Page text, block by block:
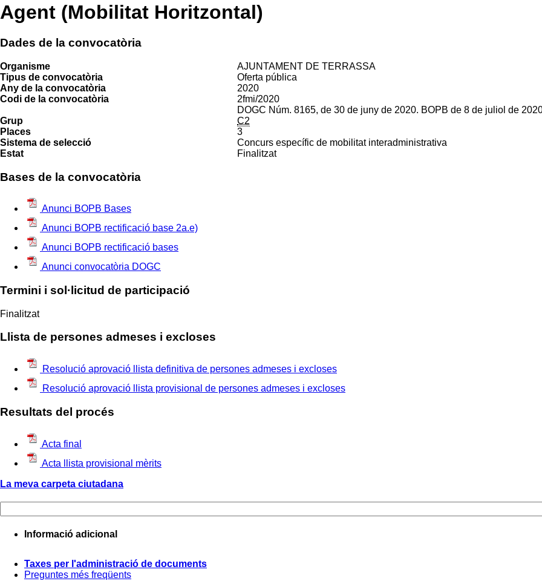
Agent (Mobilitat Horitzontal)
Dades de la convocatòria
Organisme
AJUNTAMENT DE TERRASSA
Tipus de convocatòria
Oferta pública
Any de la convocatòria
2020
Codi de la convocatòria
2fmi/2020
DOGC Núm. 8165, de 30 de juny de 2020. BOPB de 8 de juliol de
Grup
C2
Places
3
Sistema de selecció
Concurs específic de mobilitat interadministrativa
Estat
Finalitzat
Bases de la convocatòria
Anunci BOPB Bases
Anunci BOPB rectificació base 2a.e)
Anunci BOPB rectificació bases
Anunci convocatòria DOGC
Termini i sol·licitud de participació
Finalitzat
Llista de persones admeses i excloses
Resolució aprovació llista definitiva de persones admeses i excloses
Resolució aprovació llista provisional de persones admeses i excloses
Resultats del procés
Acta final
Acta llista provisional mèrits
La meva carpeta ciutadana
Informació adicional
Taxes per l'administració de documents
Preguntes més freqüents